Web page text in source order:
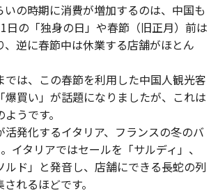
いの時期に消費が増加するのは、中国も
日の「独身の日」や春節（旧正月）前は
、逆に春節中は休業する店舗がほとん
では、この春節を利用した中国人観光客
爆買い」が話題になりましたが、これは
うです。
活発化するイタリア、フランスの冬のバ
イタリアではセールを「サルディ」、
ルド」と発音し、店舗にできる長蛇の列
れるほどです。